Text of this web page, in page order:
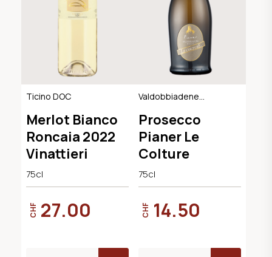
Ticino DOC
Merlot Bianco
Roncaia 2022
Vinattieri
75cl
CHF 27.00
Valdobbiadene
Prosecco
Pianer Le
Colture
75cl
CHF 14.50